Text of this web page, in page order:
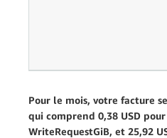
Pour le mois, votre facture
qui comprend 0,38 USD
WriteRequestGiB, et 25,92